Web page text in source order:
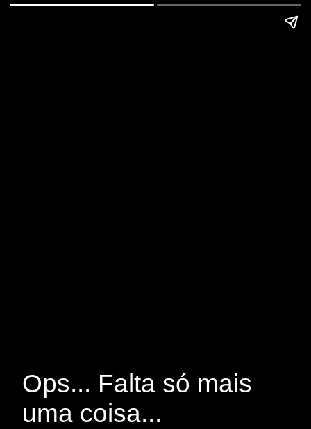
Ops... Falta só mais
uma coisa...